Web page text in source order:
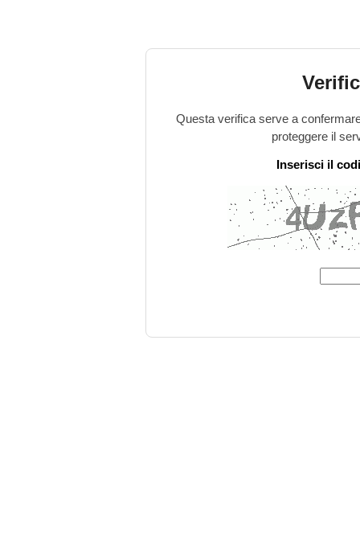
Questa verifica serve a
proteggere il
Inserisci il